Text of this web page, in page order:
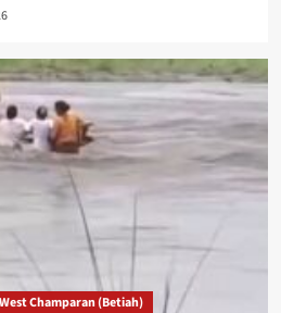
West Champaran (Betiah)